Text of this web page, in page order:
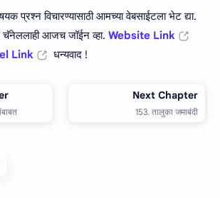
प्रश्न विचारण्यासाठी आमच्या वेबसाईटला भेट द्या.
आजच जॉईन व्हा. Website Link
Link
धन्यवाद !